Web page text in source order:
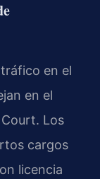
en el
en el
Los
cargos
licencia